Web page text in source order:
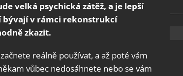
velká psychická zátěž, a je lepší
bývají v rámci rekonstrukcí
zkazit.
reálně používat, a až poté vám
vůbec nedosáhnete nebo se vám